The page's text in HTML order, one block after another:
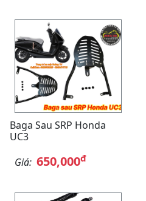
Baga Sau SRP Honda
UC3
Giá: 650,000đ